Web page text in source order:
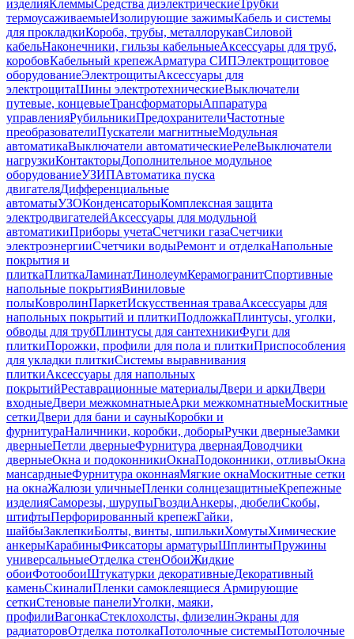
изделияКлеммыСредства диэлектрическиеТрубки
термоусаживаемыеИзолирующие зажимыКабель и системы
для прокладкиКороба, трубы, металлорукавСиловой
кабельНаконечники, гильзы кабельныеАксессуары для труб,
коробовКабельный крепежАрматура СИПЭлектрощитовое
оборудованиеЭлектрощитыАксессуары для
электрощитаШины электротехническиеВыключатели
путевые, концевыеТрансформаторыАппаратура
управленияРубильникиПредохранителиЧастотные
преобразователиПускатели магнитныеМодульная
автоматикаВыключатели автоматическиеРелеВыключатели
нагрузкиКонтакторыДополнительное модульное
оборудованиеУЗИПАвтоматика пуска
двигателяДифференциальные
автоматыУЗОКонденсаторыКомплексная защита
электродвигателейАксессуары для модульной
автоматикиПриборы учетаСчетчики газаСчетчики
электроэнергииСчетчики водыРемонт и отделкаНапольные
покрытия и
плиткаПлиткаЛаминатЛинолеумКерамогранитСпортивные
напольные покрытияВиниловые
полыКовролинПаркетИскусственная траваАксессуары для
напольных покрытий и плиткиПодложкаПлинтусы, уголки,
обводы для трубПлинтусы для сантехникиФуги для
плиткиПорожки, профили для пола и плиткиПриспособления
для укладки плиткиСистемы выравнивания
плиткиАксессуары для напольных
покрытийРеставрационные материалыДвери и аркиДвери
входныеДвери межкомнатныеАрки межкомнатныеМоскитные
сеткиДвери для бани и сауныКоробки и
фурнитураНаличники, коробки, доборыРучки дверныеЗамки
дверныеПетли дверныеФурнитура двернаяДоводчики
дверныеОкна и подоконникиОкнаПодоконники, отливыОкна
мансардныеФурнитура оконнаяМягкие окнаМоскитные сетки
на окнаЖалюзи уличныеПленки солнцезащитныеКрепежные
изделияСаморезы, шурупыГвоздиАнкеры, дюбелиСкобы,
штифтыПерфорированный крепежГайки,
шайбыЗаклепкиБолты, винты, шпилькиХомутыХимические
анкерыКарабиныФиксаторы арматурыШплинтыПружины
универсальныеОтделка стенОбоиЖидкие
обоиФотообоиШтукатурки декоративныеДекоративный
каменьСкиналиПленки самоклеящиеся Армирующие
сеткиСтеновые панелиУголки, маяки,
профилиВагонкаСтеклохолсты, флизелинЭкраны для
радиаторовОтделка потолкаПотолочные системыПотолочные